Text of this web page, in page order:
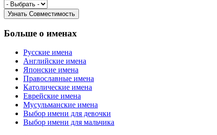
Больше о именах
Русские имена
Английские имена
Японские имена
Православные имена
Католические имена
Еврейские имена
Мусульманские имена
Выбор имени для девочки
Выбор имени для мальчика